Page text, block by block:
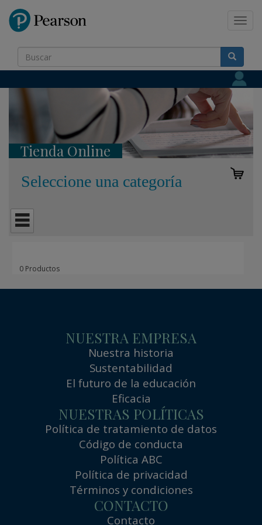
Tienda Online
Seleccione una categoría
0 Productos
NUESTRA EMPRESA
Nuestra historia
Sustentabilidad
El futuro de la educación
Eficacia
NUESTRAS POLÍTICAS
Política de tratamiento de datos
Código de conducta
Política ABC
Política de privacidad
Términos y condiciones
CONTACTO
Contacto